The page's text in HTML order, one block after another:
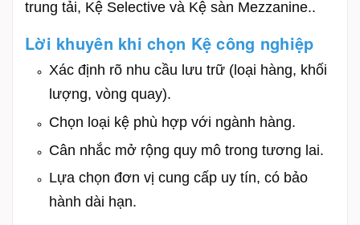
trung tải, Kệ Selective và Kệ sàn Mezzanine..
Lời khuyên khi chọn Kệ công nghiệp
Xác định rõ nhu cầu lưu trữ (loại hàng, khối
lượng, vòng quay).
Chọn loại kệ phù hợp với ngành hàng.
Cân nhắc mở rộng quy mô trong tương lai.
Lựa chọn đơn vị cung cấp uy tín, có bảo
hành dài hạn.